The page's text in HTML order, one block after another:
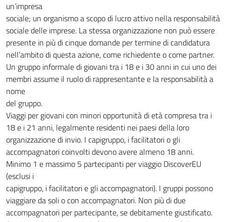
un’impresa
sociale; un organismo a scopo di lucro attivo nella responsabilità
sociale delle imprese. La stessa organizzazione non può essere
presente in più di cinque domande per termine di candidatura
nell’ambito di questa azione, come richiedente o come partner.
Un gruppo informale di giovani tra i 18 e i 30 anni in cui uno dei
membri assume il ruolo di rappresentante e la responsabilità a
nome
del gruppo.
Viaggi per giovani con minori opportunità di età compresa tra i
18 e i 21 anni, legalmente residenti nei paesi della loro
organizzazione di invio. I capigruppo, i facilitatori o gli
accompagnatori coinvolti devono avere almeno 18 anni.
Minimo 1 e massimo 5 partecipanti per viaggio DiscoverEU
(esclusi i
capigruppo, i facilitatori e gli accompagnatori). I gruppi possono
viaggiare da soli o con accompagnatori. Non più di due
accompagnatori per partecipante, se debitamente giustificato.